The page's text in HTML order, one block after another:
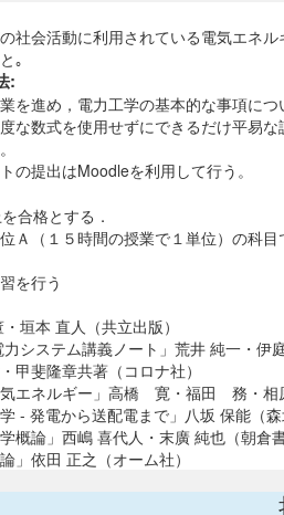
社会活動に利用されている電気エネ
｡
:
を進め，電力工学の基本的な事項に
な数式を使用せずにできるだけ平易
の提出はMoodleを利用して行う。
合格とする．
Ａ（１５時間の授業で１単位）の科
を行う
垣本 直人（共立出版）
力システム講義ノート」荒井 純一・
甲斐隆章共著（コロナ社）
気エネルギー」高橋 寛・福田 務・
- 発電から送配電まで」八坂 保能（
概論」西嶋 喜代人・末廣 純也（朝倉
」依田 正之（オーム社）